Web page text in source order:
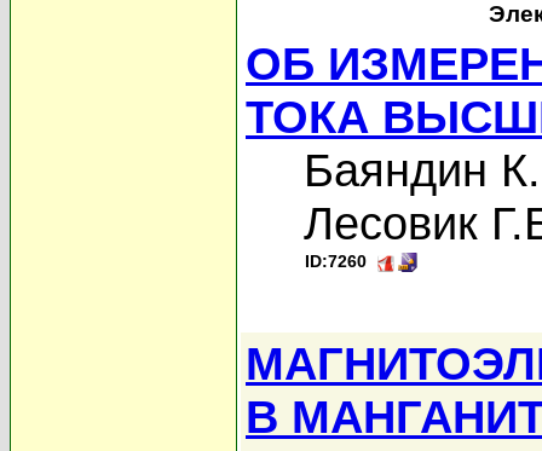
ОБ
ТОКА
Баяндин
Лесовик
ID:7260
В